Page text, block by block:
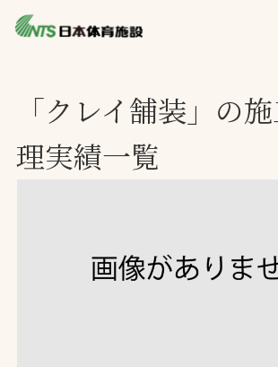
ニュース
プレスリリース
施工・管理実績一覧
「クレイ舗装」の
理実績一覧